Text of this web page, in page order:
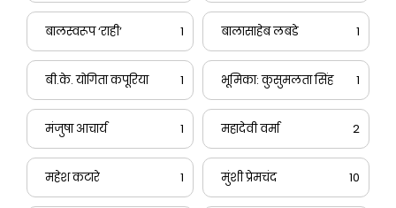
बालस्वरूप ‘राही’ 1 बालासाहेब लबडे 1
बी.के. योगिता कपूरिया 1 भूमिका: कुसुमलता सिंह 1
मंजुषा आचार्य 1 महादेवी वर्मा 2
महेश कटारे 1 मुंशी प्रेमचंद 10